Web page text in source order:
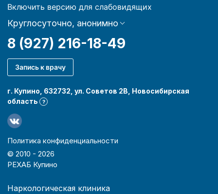
Включить версию для слабовидящих
Круглосуточно, анонимно
8 (927) 216-18-49
Запись к врачу
г. Купино, 632732, ул. Советов 2В, Новосибирская
область
?
Политика конфиденциальности
© 2010 - 2026
РЕХАБ Купино
Наркологическая клиника